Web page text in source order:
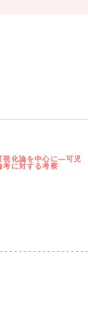
視化論を中心に―可児
考に対する考察